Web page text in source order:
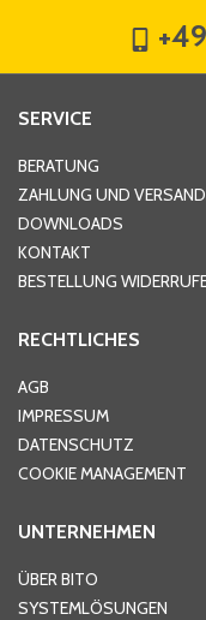
Hausnummer
Ort*
Telefon
SERVICE
BERATUNG
ZAHLUNG UND VERSAND
DOWNLOADS
KONTAKT
BESTELLUNG
RECHTLICHES
AGB
IMPRESSUM
DATENSCHUTZ
COOKIE MANAGEMENT
UNTERNEHMEN
ÜBER BITO
SYSTEMLÖSUNGEN